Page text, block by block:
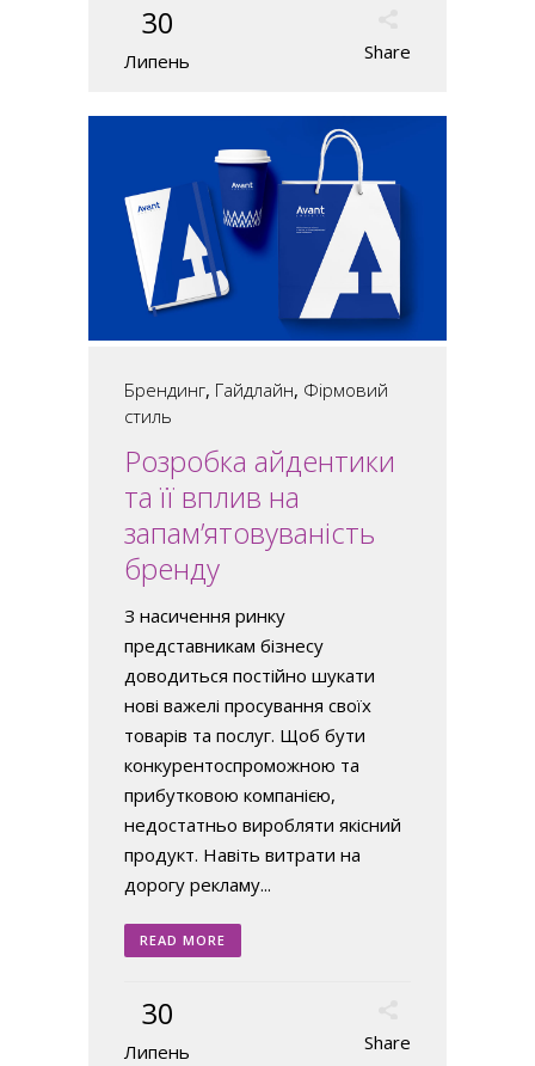
30
Липень Share
Брендинг, Гайдлайн, Фірмовий
стиль
Розробка айдентики
та її вплив на
запам’ятовуваність
бренду
З насичення ринку
представникам бізнесу
доводиться постійно шукати
нові важелі просування своїх
товарів та послуг. Щоб бути
конкурентоспроможною та
прибутковою компанією,
недостатньо виробляти якісний
продукт. Навіть витрати на
дорогу рекламу...
READ MORE
30
Липень Share